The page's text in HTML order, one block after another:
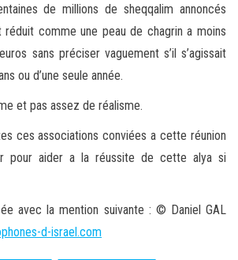
de millions de sheqqalim annoncés
réduit comme une peau de chagrin a moins
sans préciser vaguement s’il s’agissait
ou d’une seule année.
et pas assez de réalisme.
ces associations conviées a cette réunion
pour aider a la réussite de cette alya si
avec la mention suivante : © Daniel GAL
d-israel.com